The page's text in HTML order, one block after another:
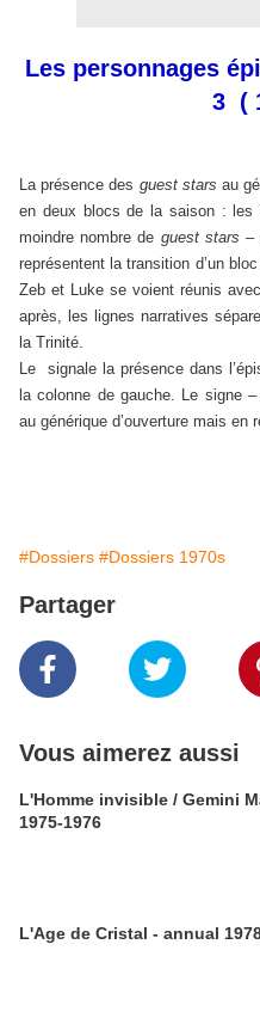
Les personnages
3 (
La présence des guest stars au
en deux blocs de la saison :
moindre nombre de guest stars –
représentent la transition d’un
Zeb et Luke se voient réunis
après, les lignes narratives
la Trinité.
Le
signale la présence dans
la colonne de gauche. Le signe
au générique d’ouverture mais en
#Dossiers #Dossiers 1970s
Partager
Vous aimerez aussi
L'Homme invisible / Gemini
1975-1976
L'Age de Cristal - annual